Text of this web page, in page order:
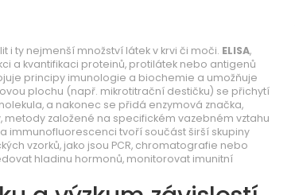
i ty nejmenší množství látek v krvi či moči. ELISA,
a kvantifikaci proteinů, protilátek nebo antigenů
principy imunologie a biochemie a umožňuje
plochu (např. mikrotitrační destičku) se přichytí
a nakonec se přidá enzymová značka,
, metody založené na specifickém vazebném vztahu
a immunofluorescenci tvoří součást širší skupiny
vzorků, jako jsou PCR, chromatografie nebo
hladinu hormonů, monitorovat imunitní